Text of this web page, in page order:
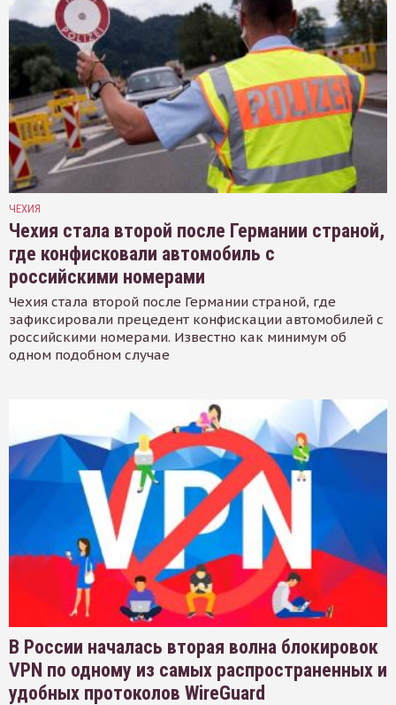
ЧЕХИЯ
Чехия стала второй после Германии страной,
где конфисковали автомобиль с
российскими номерами
Чехия стала второй после Германии страной, где
зафиксировали прецедент конфискации автомобилей с
российскими номерами. Известно как минимум об
одном подобном случае
В России началась вторая волна блокировок
VPN по одному из самых распространенных и
удобных протоколов WireGuard